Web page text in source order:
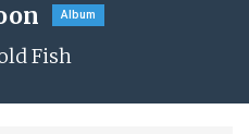
Album
Fish